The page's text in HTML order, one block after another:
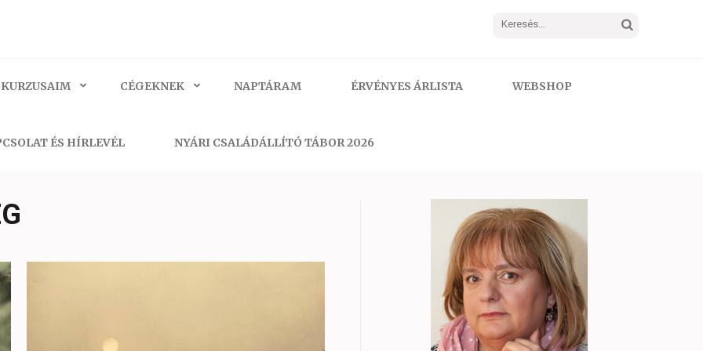
Keresés:
CÉGEKNEK NAPTÁRAM ÉRVÉNYES ÁRLISTA WEBSHOP
ÉS HÍRLEVÉL NYÁRI CSALÁDÁLLÍTÓ TÁBOR 2026